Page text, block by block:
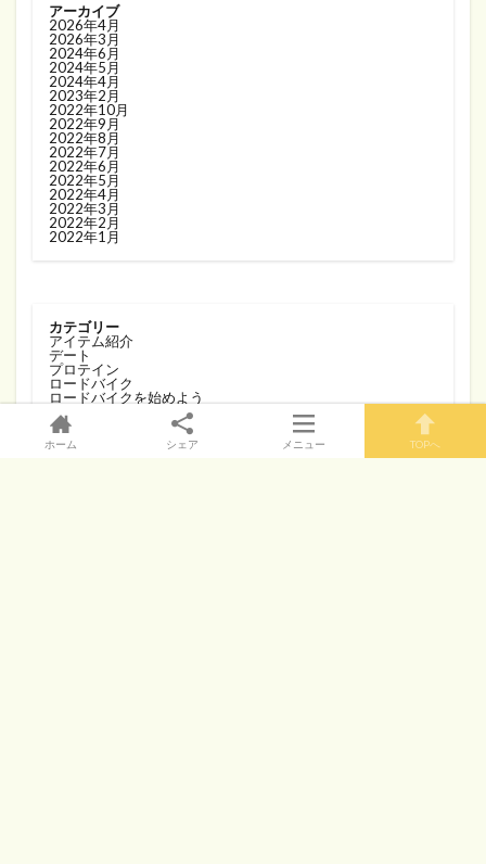
アーカイブ
2026年4月
2026年3月
2024年6月
2024年5月
2024年4月
2023年2月
2022年10月
2022年9月
2022年8月
2022年7月
2022年6月
2022年5月
2022年4月
2022年3月
2022年2月
2022年1月
カテゴリー
アイテム紹介
デート
プロテイン
ロードバイク
ロードバイクを始めよう
仕事
体重増加の経過報告
出会い
子育て
ホーム シェア メニュー TOPへ